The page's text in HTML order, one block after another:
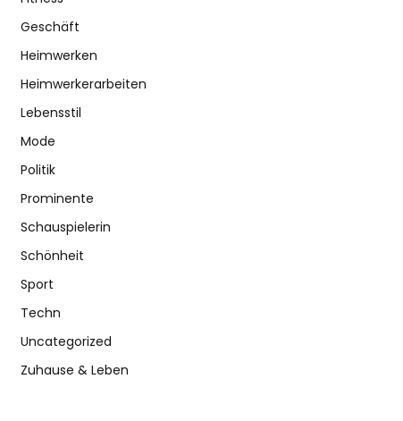
Geschäft
Heimwerken
Heimwerkerarbeiten
Lebensstil
Mode
Politik
Prominente
Schauspielerin
Schönheit
Sport
Techn
Uncategorized
Zuhause & Leben